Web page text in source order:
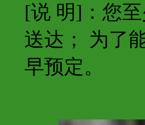
[说 明]：您
送达； 为了
早预定。